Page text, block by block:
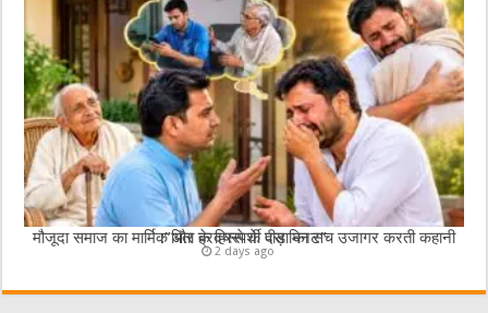
मौजूदा समाज का मार्मिक और ह्रदयस्पर्शी पीड़ा का सच उजागर करती कहानी :”पिता के हिस्से के दस मिनट”
2 days ago